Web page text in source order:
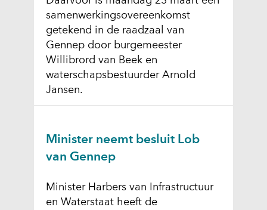
samenwerkingsovereenkomst
getekend in de raadzaal van
Gennep door burgemeester
Willibrord van Beek en
waterschapsbestuurder Arnold
Jansen.
Minister neemt besluit Lob
van Gennep
Minister Harbers van Infrastructuur
en Waterstaat heeft de